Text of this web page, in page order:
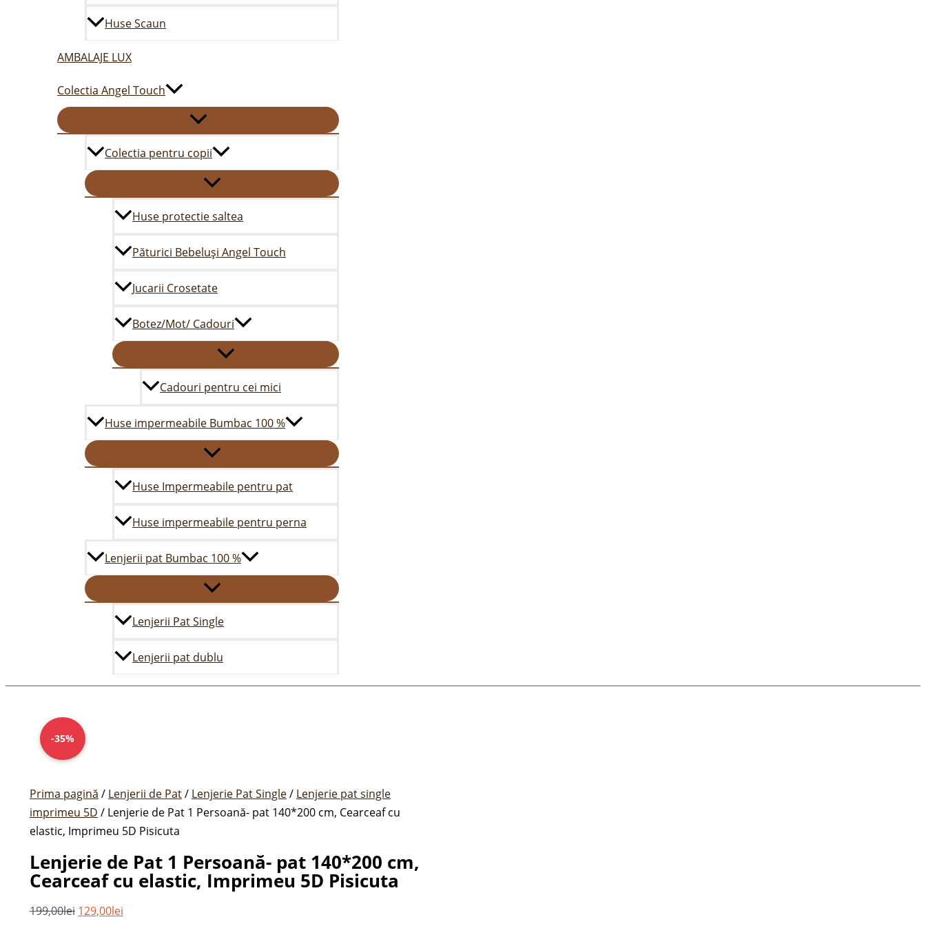
Huse Scaun
AMBALAJE LUX
Colectia Angel Touch
Colectia pentru copii
Huse protectie saltea
Păturici Bebeluși Angel Touch
Jucarii Crosetate
Botez/Mot/ Cadouri
Cadouri pentru cei mici
Huse impermeabile Bumbac 100 %
Huse Impermeabile pentru pat
Huse impermeabile pentru perna
Lenjerii pat Bumbac 100 %
Lenjerii Pat Single
Lenjerii pat dublu
-35%
Prima pagină / Lenjerii de Pat/ Lenjerie Pat Single/ Lenjerie pat single
imprimeu 5D / Lenjerie de Pat 1 Persoană- pat 140*200 cm, Cearceaf cu
elastic, Imprimeu 5D Pisicuta
Lenjerie de Pat 1 Persoană- pat 140*200 cm,
Cearceaf cu elastic, Imprimeu 5D Pisicuta
199,00lei
Prețul
inițial
a
199,00lei.
129,00lei
1
Persoană-
pat
cm,
Cearceaf
cu